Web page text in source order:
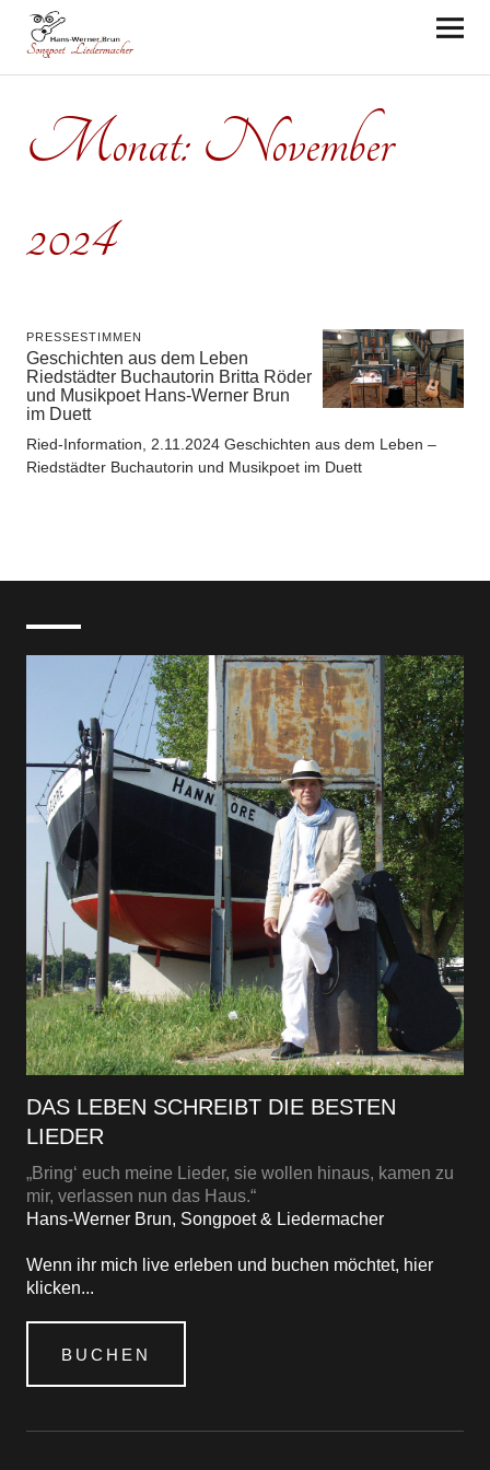
Hans-Werner Brun
Monat: November
2024
PRESSESTIMMEN
Geschichten aus dem Leben
Riedstädter Buchautorin Britta Röder
und Musikpoet Hans-Werner Brun
im Duett
Ried-Information, 2.11.2024 Geschichten aus dem Leben –
Riedstädter Buchautorin und Musikpoet im Duett
DAS LEBEN SCHREIBT DIE BESTEN
LIEDER
„Bring‘ euch meine Lieder, sie wollen hinaus, kamen zu
mir, verlassen nun das Haus.“
Hans-Werner Brun, Songpoet & Liedermacher
Wenn ihr mich live erleben und buchen möchtet, hier
klicken...
BUCHEN